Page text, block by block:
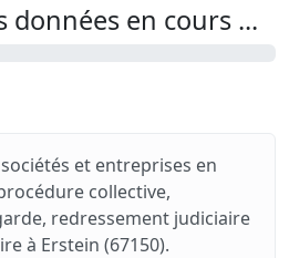
données en cours ...
et entreprises en
collective,
redressement judiciaire
à Erstein (67150).